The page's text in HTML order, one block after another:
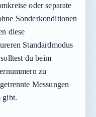
oder separate
Sonderkonditionen
diese
Standardmodus
du beim
zu
Messungen
gibt.